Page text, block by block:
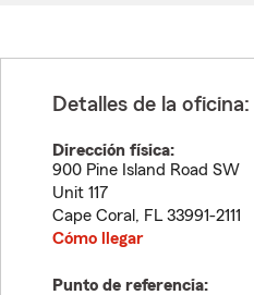
Detalles de la oficina:
Dirección física:
900 Pine Island Road SW
Unit 117
Cape Coral , FL 33991-2111
Cómo llegar
Punto de referencia: